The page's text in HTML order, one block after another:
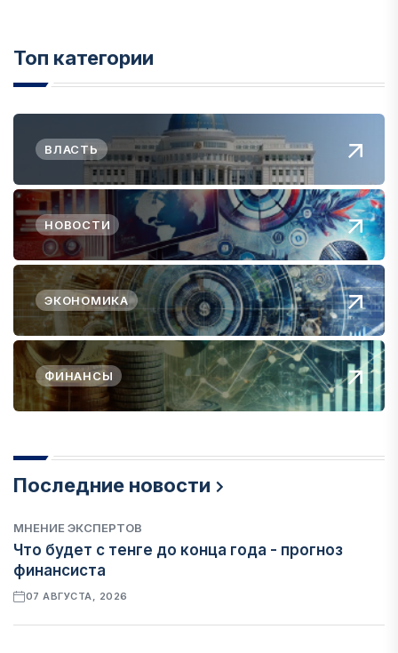
Топ категории
ВЛАСТЬ
НОВОСТИ
ЭКОНОМИКА
ФИНАНСЫ
Последние новости
МНЕНИЕ ЭКСПЕРТОВ
Что будет с тенге до конца года - прогноз
финансиста
07 АВГУСТА, 2026